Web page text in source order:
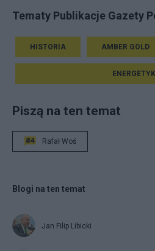
Tematy Publikacje Gazety
HISTORIA AMBER GOLD
Piszą na ten temat
Rafał Woś
Blogi na ten temat
Jan Filip Libicki